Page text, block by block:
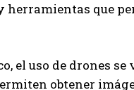
herramientas que
el uso de drones
obtener